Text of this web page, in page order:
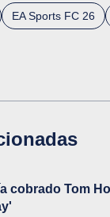
EA Sports FC 26
cobrado Tom